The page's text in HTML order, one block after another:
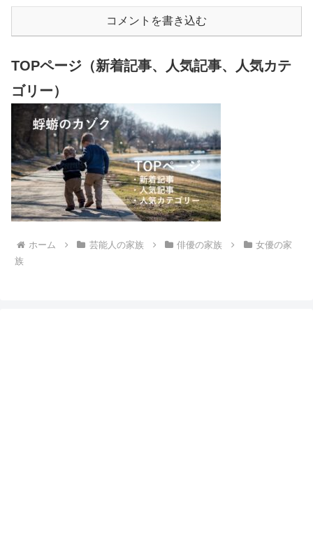
コメントを書き込む
TOPページ（新着記事、人気記事、人気カテ
ゴリー）
ホーム 芸能人の家族 俳優の家族
女優の家
族